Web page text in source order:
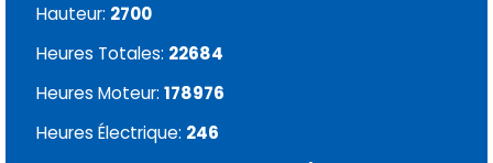
Hauteur: 2700
Heures Totales: 22684
Heures Moteur: 178976
Heures Électrique: 246